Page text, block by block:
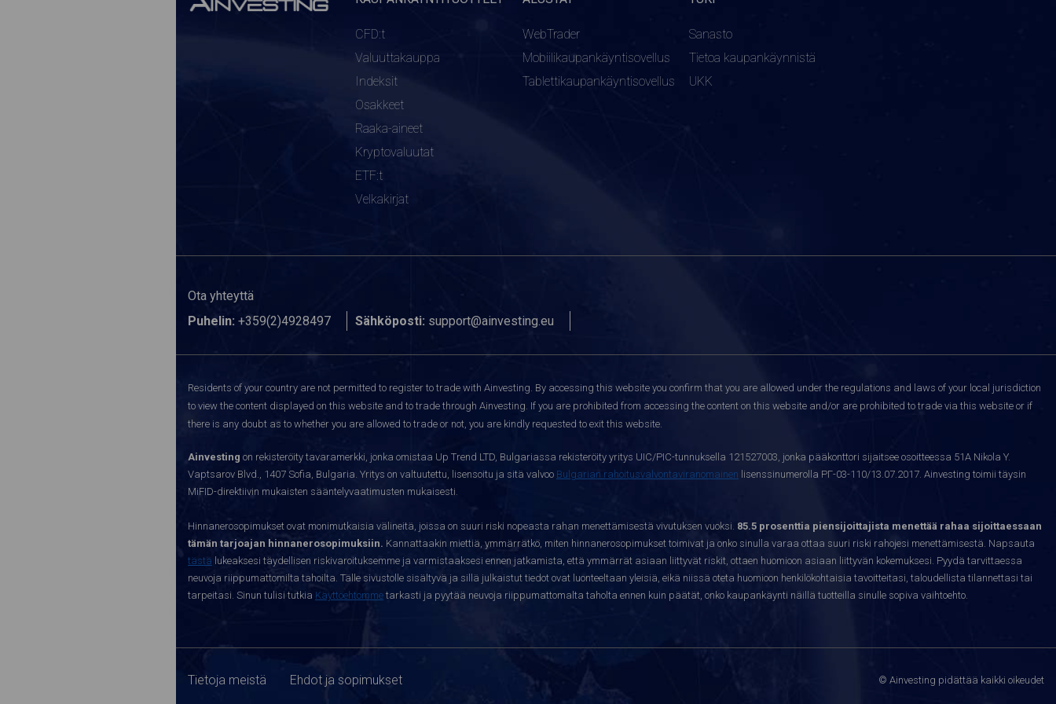
CFD:t
Valuuttakauppa
Indeksit
Osakkeet
Raaka-aineet
Kryptovaluutat
ETF:t
Velkakirjat
WebTrader
Mobiilikaupankäyntisovellus
Tablettikaupankäyntisovellus
Sanasto
Tietoa kaupankäynnistä
UKK
Ota yhteyttä
Puhelin: +359(2)4928497 Sähköposti: support@ainvesting.eu
Residents of your country are not permitted to register to trade with Ainvesting. By accessing this website you confirm that you are allowed under the regulations and laws of your local jurisdiction
to view the content displayed on this website and to trade through Ainvesting. If you are prohibited from accessing the content on this website and/or are prohibited to trade via this website or if
there is any doubt as to whether you are allowed to trade or not, you are kindly requested to exit this website.
Ainvesting on rekisteröity tavaramerkki, jonka omistaa Up Trend LTD, Bulgariassa rekisteröity yritys UIC/PIC-tunnuksella 121527003, jonka pääkonttori sijaitsee osoitteessa 51A Nikola Y.
Vaptsarov Blvd., 1407 Sofia, Bulgaria. Yritys on valtuutettu, lisensoitu ja sitä valvoo Bulgarian rahoitusvalvontaviranomainen lisenssinumerolla РГ-03-110/13.07.2017. Ainvesting toimii täysin
MiFID-direktiivin mukaisten sääntelyvaatimusten mukaisesti.
Hinnanerosopimukset ovat monimutkaisia välineitä, joissa on suuri riski nopeasta rahan menettämisestä vivutuksen vuoksi. 85.5 prosenttia piensijoittajista menettää rahaa sijoittaessaan
tämän tarjoajan hinnanerosopimuksiin. Kannattaakin miettiä, ymmärrätkö, miten hinnanerosopimukset toimivat ja onko sinulla varaa ottaa suuri riski rahojesi menettämisestä. Napsauta
tästä lukeaksesi täydellisen riskivaroituksemme ja varmistaaksesi ennen jatkamista, että ymmärrät asiaan liittyvät riskit, ottaen huomioon asiaan liittyvän kokemuksesi. Pyydä tarvittaessa
neuvoja riippumattomilta tahoilta. Tälle sivustolle sisältyvä ja sillä julkaistut tiedot ovat luonteeltaan yleisiä, eikä niissä oteta huomioon henkilökohtaisia tavoitteitasi, taloudellista tilannettasi tai
tarpeitasi. Sinun tulisi tutkia Käyttöehtomme tarkasti ja pyytää neuvoja riippumattomalta taholta ennen kuin päätät, onko kaupankäynti näillä tuotteilla sinulle sopiva vaihtoehto.
Tietoja meistä Ehdot ja sopimukset © Ainvesting pidättää kaikki oikeudet